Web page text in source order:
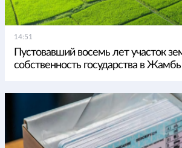
14:51
Пустовавший восемь лет участок
собственность государства в